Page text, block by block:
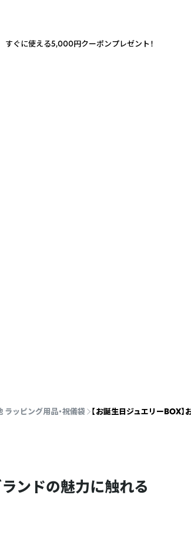
ラッピング用品・祝儀袋 【お誕生日ジュエリーBOX
ンドの魅力に触れる
すぐに使える5,000円クーポンプレゼント！